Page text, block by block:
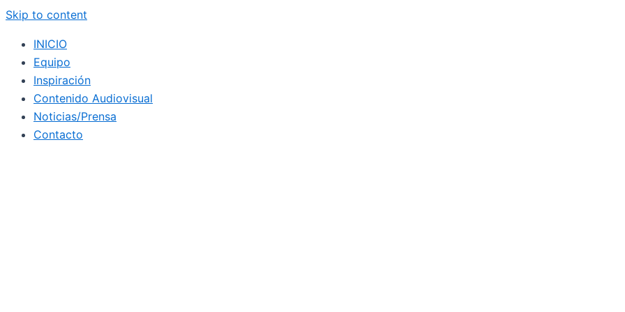
Skip to content
INICIO
Equipo
Inspiración
Contenido Audiovisual
Noticias/Prensa
Contacto